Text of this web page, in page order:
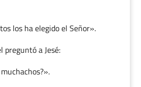
los ha elegido el Señor».
preguntó a Jesé: